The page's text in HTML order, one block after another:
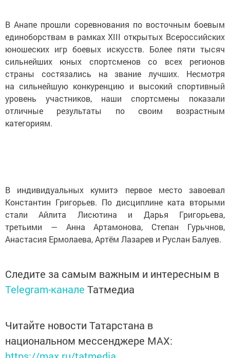
В Анапе прошли соревнования по восточным боевым
единоборствам в рамках XIII открытых Всероссийских
юношеских игр боевых искусств. Более пяти тысяч
сильнейших юных спортсменов со всех регионов
страны состязались на звание лучших. Несмотря
на сильнейшую конкуренцию и высокий спортивный
уровень участников, наши спортсмены показали
отличные результаты по своим возрастным
категориям.
В индивидуальных кумитэ первое место завоевал
Константин Григорьев. По дисциплине ката вторыми
стали Айлита Лисютина и Дарья Григорьева,
третьими — Анна Артамонова, Степан Гурьчнов,
Анастасия Ермолаева, Артём Лазарев и Руслан Балуев.
Следите за самым важным и интересным в
Telegram-канале Татмедиа
Читайте новости Татарстана в
национальном мессенджере MАХ: